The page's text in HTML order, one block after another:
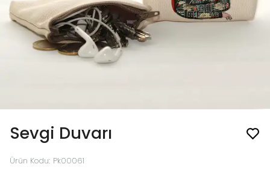
Sevgi Duvarı
Ürün Kodu: Pk00061